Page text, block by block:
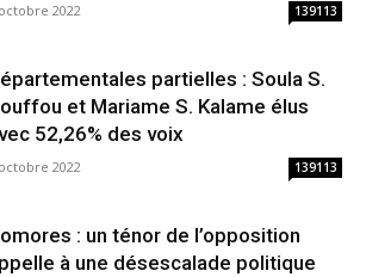
2022 139113
partielles : Soula S.
et Mariame S. Kalame élus
52,26% des voix
2022 139113
: un ténor de l’opposition
à une désescalade politique